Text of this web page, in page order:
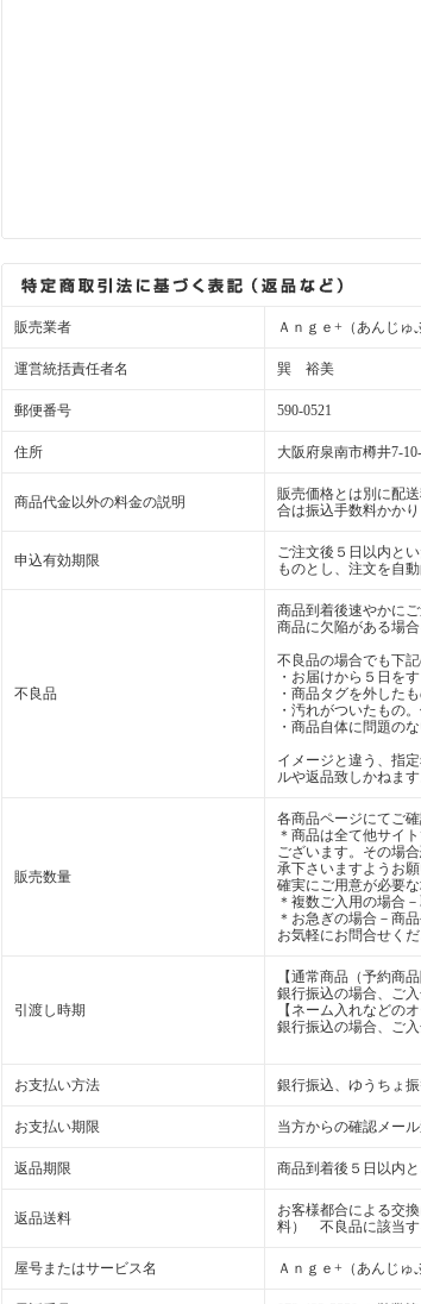
販売業者 Ａｎｇｅ+（あんじゅ
運営統括責任者名 巽 裕美
郵便番号 590-0521
住所 大阪府泉南市樽井7-
商品代金以外の料金の説明
販売価格とは別に配
合は振込手数料かかり
申込有効期限
ご注文後５日以内と
ものとし、注文を自
不良品
商品到着後速やかにご
商品に欠陥がある場
不良品の場合でも下
・お届けから５日をす
・商品タグを外したも
・汚れがついたもの
・商品自体に問題の
イメージと違う、指
ルや返品致しかねます
販売数量
各商品ページにてご確
＊商品は全て他サイ
ございます。その場
承下さいますようお願
確実にご用意が必要
＊複数ご入用の場合
＊お急ぎの場合－商
お気軽にお問合せくだ
引渡し時期
【通常商品（予約商品
銀行振込の場合、ご
【ネーム入れなどの
銀行振込の場合、ご
お支払い方法 銀行振込、ゆうちょ
お支払い期限 当方からの確認メー
返品期限 商品到着後５日以内
返品送料
お客様都合による交
料） 不良品に該当す
屋号またはサービス名 Ａｎｇｅ+（あんじゅ